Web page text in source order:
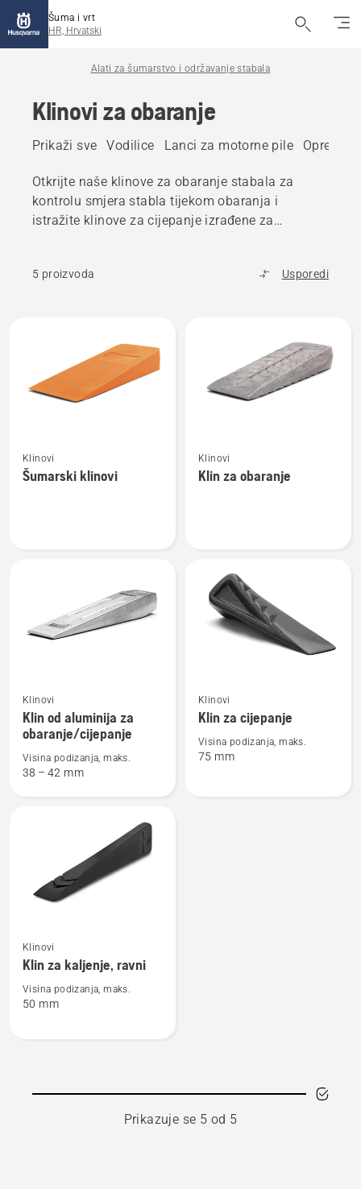
Šuma i vrt
HR, Hrvatski
Alati za šumarstvo i održavanje stabala
Klinovi za obaranje
Prikaži sve Vodilice Lanci za motorne pile Oprema
Otkrijte naše klinove za obaranje stabala za
kontrolu smjera stabla tijekom obaranja i
istražite klinove za cijepanje izrađene za
5 proizvoda Usporedi
proizvode
više
detalja
Klinovi
Šumarski klinovi
više
detalja
Klinovi
Klin za obaranje
više
detalja
Klin
obaranje/cijepanje
Klinovi
Klin od aluminija za
obaranje/cijepanje
Visina podizanja, maks.
38 – 42 mm
više
detalja
Klin
Klinovi
Klin za cijepanje
Visina podizanja, maks.
75 mm
više
detalja
Klin
Klinovi
Klin za kaljenje, ravni
Visina podizanja, maks.
50 mm
Prikazuje se 5 od 5